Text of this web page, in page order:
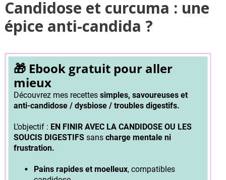
Candidose et curcuma : une
épice anti-candida ?